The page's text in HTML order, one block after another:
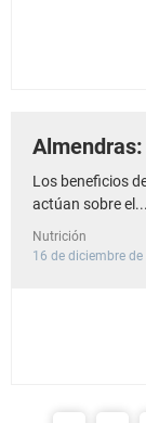
Los beneficios
actúan sobre el...
Nutrición
16 de diciembre